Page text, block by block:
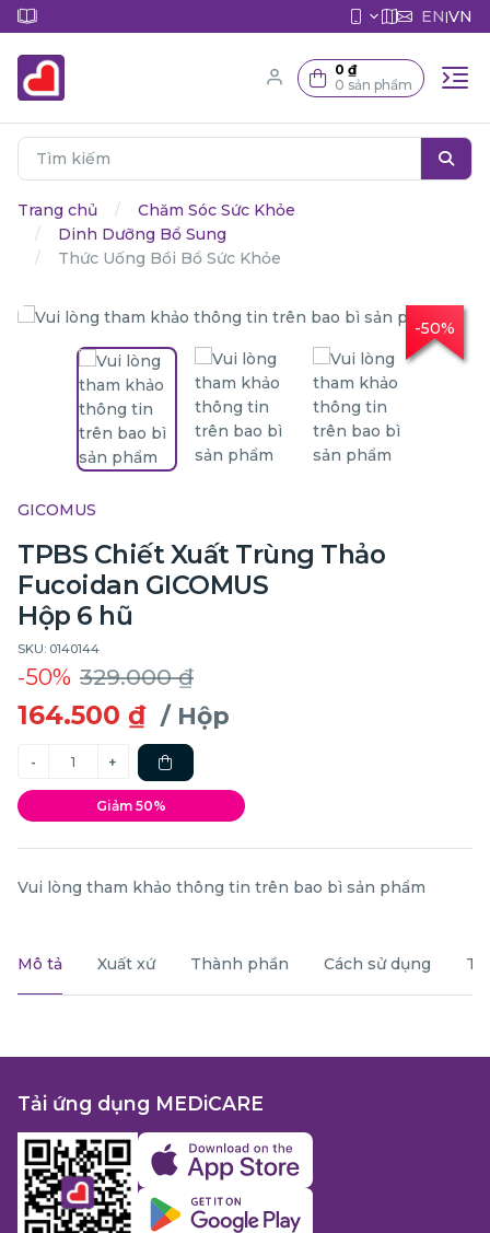
EN|VN
0 ₫
0 sản phẩm
Trang chủ
Chăm Sóc Sức Khỏe
Dinh Dưỡng Bổ Sung
Thức Uống Bồi Bổ Sức Khỏe
-50%
GICOMUS
TPBS Chiết Xuất Trùng Thảo
Fucoidan GICOMUS
Hộp 6 hũ
SKU: 0140144
-50% 329.000 ₫
164.500 ₫ / Hộp
Giảm 50%
Vui lòng tham khảo thông tin trên bao bì sản phẩm
Mô tả Xuất xứ Thành phần Cách sử dụng
Tải ứng dụng MEDiCARE